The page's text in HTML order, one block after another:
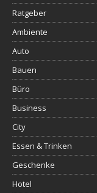
Ratgeber
Ambiente
Auto
Bauen
Büro
Business
City
Essen & Trinken
Geschenke
Hotel